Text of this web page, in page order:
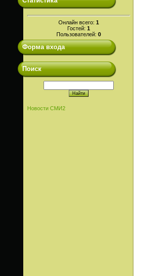
Онлайн всего: 1
Гостей: 1
Пользователей: 0
Форма входа
Поиск
Новости СМИ2